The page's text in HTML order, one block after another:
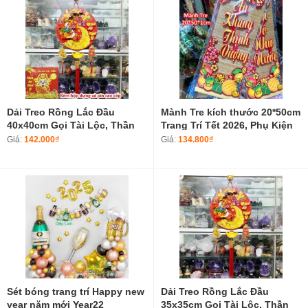
Dải Treo Rồng Lắc Đầu
40x40cm Gọi Tài Lộc, Thần
Tài Tết Giáp Thìn Cầu May
Giá: 142.000₫
Mành Tre kích thước 20*50cm
Trang Trí Tết 2026, Phụ Kiện
Trang Trí Tết Nhà Cửa
Giá: 134.800₫
Sét bóng trang trí Happy new
year năm mới Year22
Dải Treo Rồng Lắc Đầu
35x35cm Gọi Tài Lộc, Thần